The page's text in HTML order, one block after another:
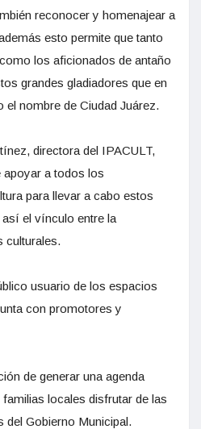
reconocer y homenajear a
esto permite que tanto
los aficionados de antaño
grandes gladiadores que en
el nombre de Ciudad Juárez.
directora del IPACULT,
apoyar a todos los
para llevar a cabo estos
el vínculo entre la
culturales.
usuario de los espacios
con promotores y
de generar una agenda
locales disfrutar de las
del Gobierno Municipal.